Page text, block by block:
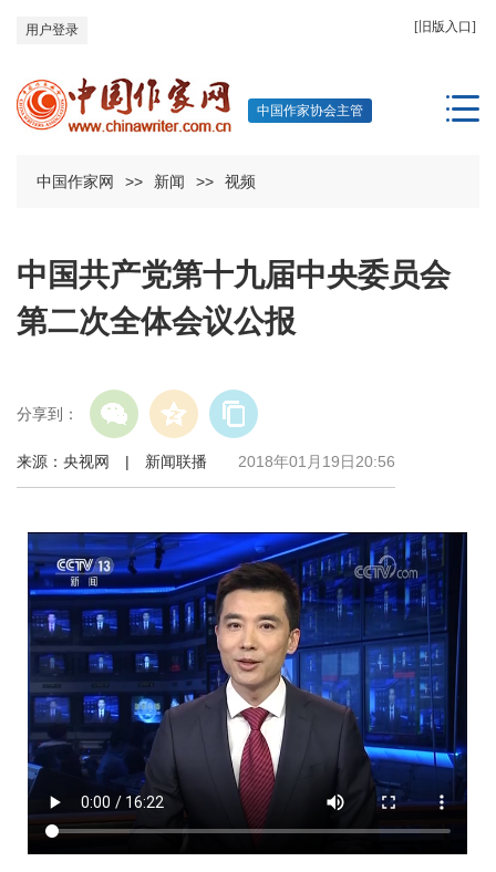
[旧版入口]
用户登录
中国作家协会主管
中国作家网 >> 新闻 >> 视频
中国共产党第十九届中央委员会
第二次全体会议公报
分享到：
来源：央视网 | 新闻联播 2018年01月19日20:56